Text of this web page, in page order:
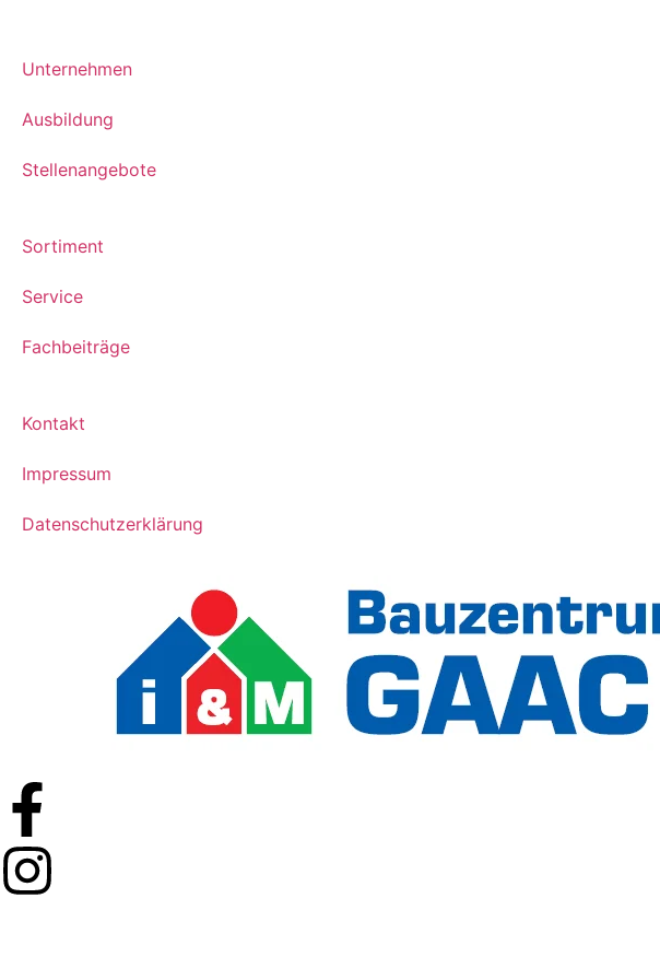
Unternehmen
Ausbildung
Stellenangebote
Sortiment
Service
Fachbeiträge
Kontakt
Impressum
Datenschutzerklärung